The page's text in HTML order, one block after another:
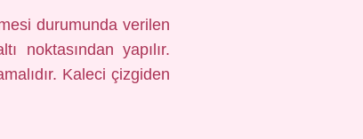
durumunda verilen
noktasından yapılır.
Kaleci çizgiden